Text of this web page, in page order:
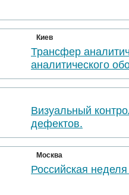
Киев
Трансфер
аналитического
Визуальный
дефектов.
Москва
Российская